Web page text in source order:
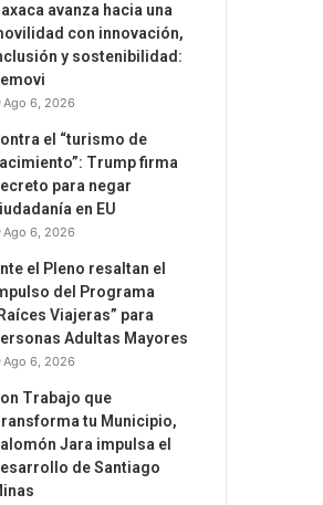
avanza hacia una
con innovación,
y sostenibilidad:
Ago 6, 2026
el “turismo de
Trump firma
para negar
en EU
Ago 6, 2026
el Pleno resaltan el
del Programa
Viajeras” para
Adultas Mayores
Ago 6, 2026
Trabajo que
tu Municipio,
Jara impulsa el
de Santiago